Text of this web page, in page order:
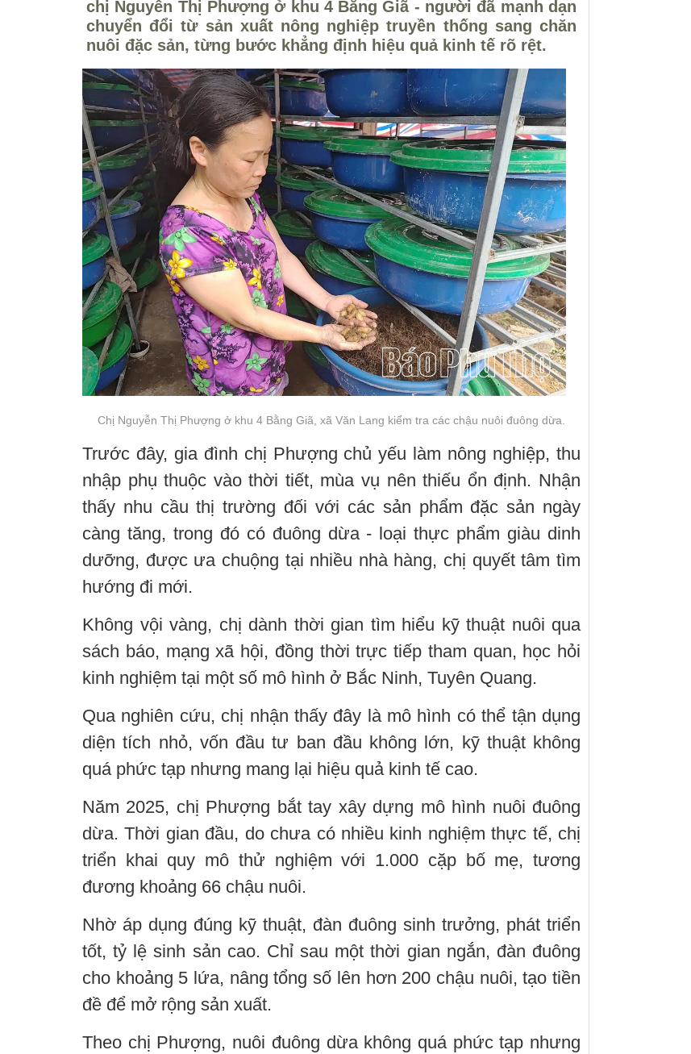
chị Nguyễn Thị Phượng ở khu 4 Bằng Giã - người đã mạnh dạn
chuyển đổi từ sản xuất nông nghiệp truyền thống sang chăn
nuôi đặc sản, từng bước khẳng định hiệu quả kinh tế rõ rệt.
Chị Nguyễn Thị Phượng ở khu 4 Bằng Giã, xã Văn Lang kiểm tra các chậu nuôi đuông dừa.
Trước đây, gia đình chị Phượng chủ yếu làm nông nghiệp, thu
nhập phụ thuộc vào thời tiết, mùa vụ nên thiếu ổn định. Nhận
thấy nhu cầu thị trường đối với các sản phẩm đặc sản ngày
càng tăng, trong đó có đuông dừa - loại thực phẩm giàu dinh
dưỡng, được ưa chuộng tại nhiều nhà hàng, chị quyết tâm tìm
hướng đi mới.
Không vội vàng, chị dành thời gian tìm hiểu kỹ thuật nuôi qua
sách báo, mạng xã hội, đồng thời trực tiếp tham quan, học hỏi
kinh nghiệm tại một số mô hình ở Bắc Ninh, Tuyên Quang.
Qua nghiên cứu, chị nhận thấy đây là mô hình có thể tận dụng
diện tích nhỏ, vốn đầu tư ban đầu không lớn, kỹ thuật không
quá phức tạp nhưng mang lại hiệu quả kinh tế cao.
Năm 2025, chị Phượng bắt tay xây dựng mô hình nuôi đuông
dừa. Thời gian đầu, do chưa có nhiều kinh nghiệm thực tế, chị
triển khai quy mô thử nghiệm với 1.000 cặp bố mẹ, tương
đương khoảng 66 chậu nuôi.
Nhờ áp dụng đúng kỹ thuật, đàn đuông sinh trưởng, phát triển
tốt, tỷ lệ sinh sản cao. Chỉ sau một thời gian ngắn, đàn đuông
cho khoảng 5 lứa, nâng tổng số lên hơn 200 chậu nuôi, tạo tiền
đề để mở rộng sản xuất.
Theo chị Phượng, nuôi đuông dừa không quá phức tạp nhưng